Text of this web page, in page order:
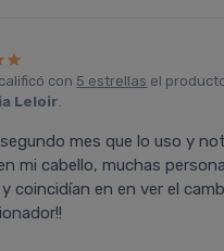
calificó con 5 estrellas el
Leloir.
mes que lo uso y
mi cabello, muchas
coincidí­an en en ver el